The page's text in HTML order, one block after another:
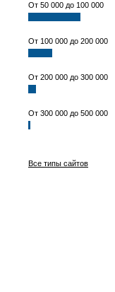
От 50 000 до 100 000
От 100 000 до 200 000
От 200 000 до 300 000
От 300 000 до 500 000
Все типы сайтов